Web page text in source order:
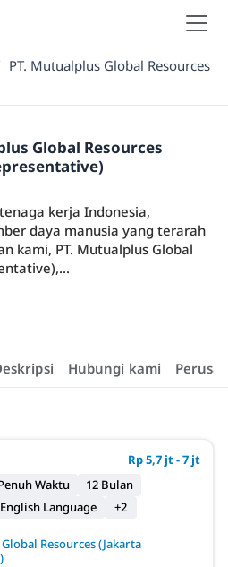
PT. Mutualplus Global Resources
Global Resources
kerja Indonesia,
daya manusia yang terarah
kami, PT. Mutualplus Global
Hubungi kami
Rp 5,7 jt - 7 jt
Waktu
12 Bulan
English Language +2
Resources (Jakarta